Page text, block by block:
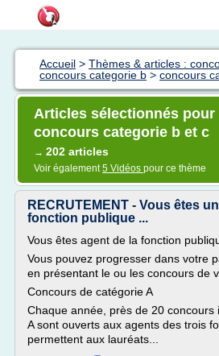
Accueil > Thèmes & articles :
concours categorie b > concours
Articles sélectionnés pour
concours categorie b et c
→ 202 articles
Voir également5 Vidéos pour ce thème
RECRUTEMENT - Vous êtes
fonction publique ...
Vous êtes agent de la fonction
Vous pouvez progresser dans votre
en présentant le ou les concours de
Concours de catégorie A
Chaque année, près de 20 concours
A sont ouverts aux agents des trois
permettent aux lauréats...